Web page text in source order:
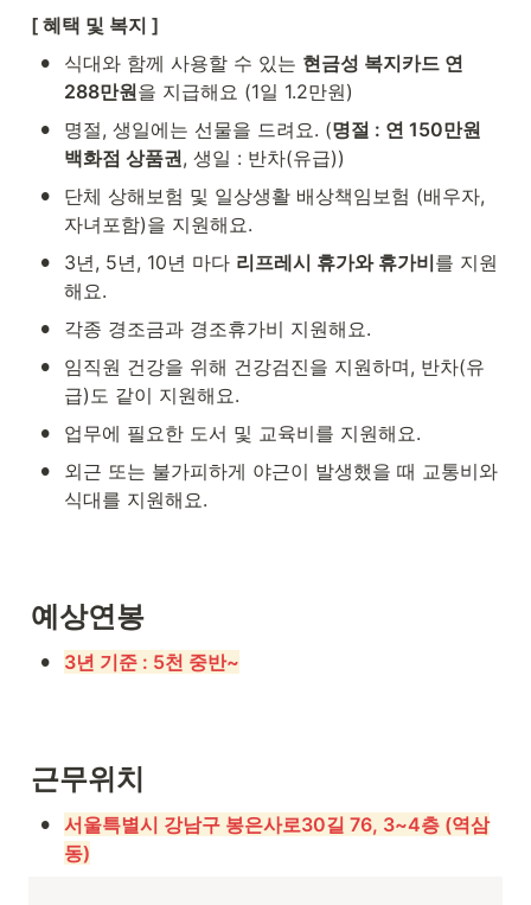
[ 혜택 및 복지 ]
• 식대와 함께 사용할 수 있는 현금성 복지카드 연
288만원을 지급해요 (1일 1.2만원)
• 명절, 생일에는 선물을 드려요. (명절 : 연 150만원
백화점 상품권, 생일 : 반차(유급))
•
단체 상해보험 및 일상생활 배상책임보험 (배우자,
자녀포함)을 지원해요.
• 3년, 5년, 10년 마다 리프레시 휴가와 휴가비를 지원
해요.
• 각종 경조금과 경조휴가비 지원해요.
•
임직원 건강을 위해 건강검진을 지원하며, 반차(유
급)도 같이 지원해요.
• 업무에 필요한 도서 및 교육비를 지원해요.
•
외근 또는 불가피하게 야근이 발생했을 때 교통비와
식대를 지원해요.
예상연봉
• 3년 기준 : 5천 중반~
근무위치
• 서울특별시 강남구 봉은사로30길 76, 3~4층 (역삼
동)